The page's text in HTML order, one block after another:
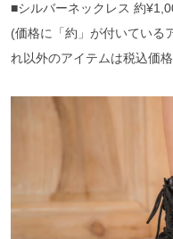
■シルバーネックレス 約
(価格に「約」が付いている
れ以外のアイテムは税込価格